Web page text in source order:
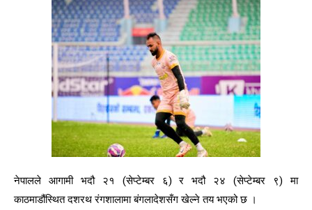
नेपालले आगामी भदौ २१ (सेप्टेम्बर ६) र भदौ २४ (सेप्टेम्बर ९) मा
काठमाडौंस्थित दशरथ रंगशालामा बंगलादेशसँग खेल्ने तय भएको छ ।